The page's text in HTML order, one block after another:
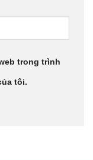
trong trình
tôi.